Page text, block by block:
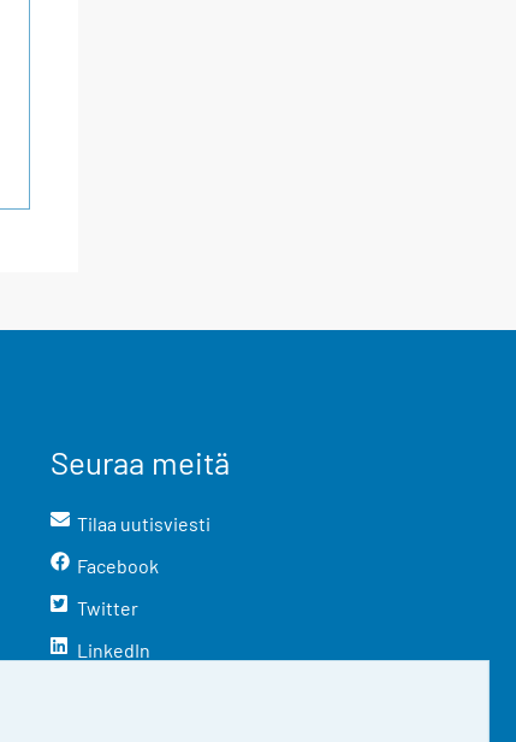
Seuraa meitä
Tilaa uutisviesti
Facebook
Twitter
LinkedIn